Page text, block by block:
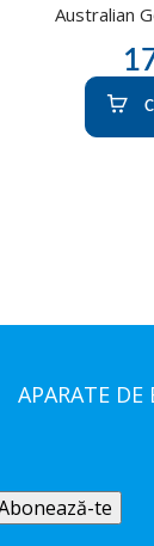
Australian
APARATE DE